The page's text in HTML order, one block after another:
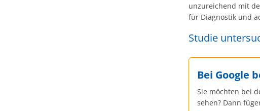
unzureichend mit
für Diagnostik und
Studie
Bei Google
Sie möchten bei
sehen? Dann